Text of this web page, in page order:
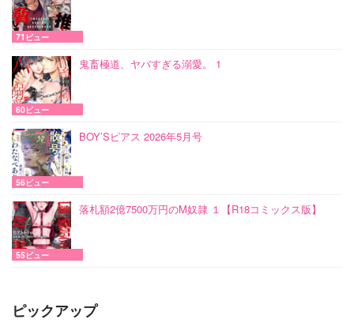
71ビュー
鬼畜極道、ヤバすぎる溺愛。 1
60ビュー
BOY’Sピアス 2026年5月号
56ビュー
落札額2億7500万円のM奴隷 １【R18コミックス版】
55ビュー
ピックアップ